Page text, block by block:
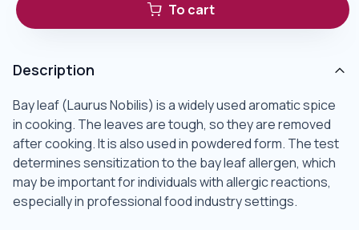
To cart
Description
Bay leaf (Laurus Nobilis) is a widely used aromatic spice
in cooking. The leaves are tough, so they are removed
after cooking. It is also used in powdered form. The test
determines sensitization to the bay leaf allergen, which
may be important for individuals with allergic reactions,
especially in professional food industry settings.